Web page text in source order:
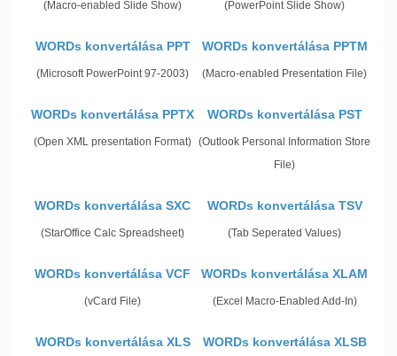
(Macro-enabled Slide Show) (PowerPoint Slide Show)
WORDs konvertálása PPT
(Microsoft PowerPoint 97-2003)
WORDs konvertálása PPTM
(Macro-enabled Presentation File)
WORDs konvertálása PPTX
(Open XML presentation Format)
WORDs konvertálása PST
(Outlook Personal Information Store
File)
WORDs konvertálása SXC
(StarOffice Calc Spreadsheet)
WORDs konvertálása TSV
(Tab Seperated Values)
WORDs konvertálása VCF
(vCard File)
WORDs konvertálása XLAM
(Excel Macro-Enabled Add-In)
WORDs konvertálása XLS WORDs konvertálása XLSB